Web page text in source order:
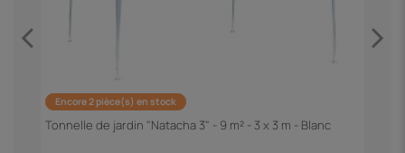
Encore 2 pièce(s) en stock
Tonnelle de jardin "Natacha 3" - 9 m² - 3 x 3 m - Blanc